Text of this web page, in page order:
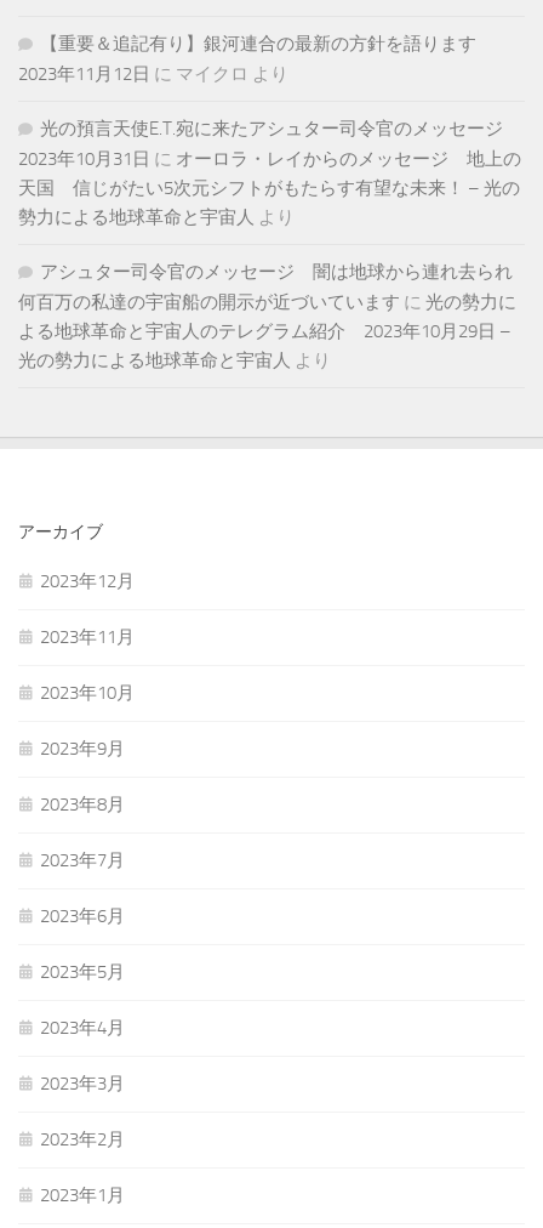
【重要＆追記有り】銀河連合の最新の方針を語ります
2023年11月12日 に マイクロ より
光の預言天使E.T.宛に来たアシュター司令官のメッセージ
2023年10月31日 に オーロラ・レイからのメッセージ 地上の
天国 信じがたい5次元シフトがもたらす有望な未来！ – 光の
勢力による地球革命と宇宙人 より
アシュター司令官のメッセージ 闇は地球から連れ去られ
何百万の私達の宇宙船の開示が近づいています に 光の勢力に
よる地球革命と宇宙人のテレグラム紹介 2023年10月29日 –
光の勢力による地球革命と宇宙人 より
アーカイブ
2023年12月
2023年11月
2023年10月
2023年9月
2023年8月
2023年7月
2023年6月
2023年5月
2023年4月
2023年3月
2023年2月
2023年1月